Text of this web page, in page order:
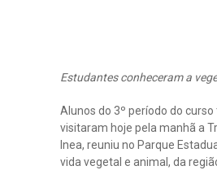
Estudantes conheceram a
Alunos do 3º período do
visitaram hoje pela manhã a
Inea, reuniu no Parque
vida vegetal e animal, da